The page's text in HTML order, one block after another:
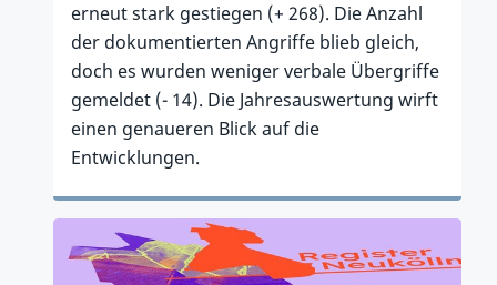
erneut stark gestiegen (+ 268). Die Anzahl
der dokumentierten Angriffe blieb gleich,
doch es wurden weniger verbale Übergriffe
gemeldet (- 14). Die Jahresauswertung wirft
einen genaueren Blick auf die
Entwicklungen.
Zum Artikel